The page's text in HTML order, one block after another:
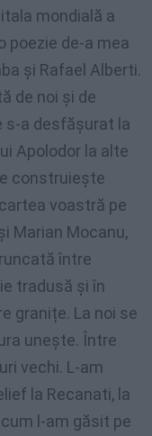
mondială a
poezie de-a mea
și Rafael Alberti.
de noi și de
s-a desfășurat la
Apolodor la alte
construiește
voastră pe
Marian Mocanu,
între
tradusă și în
granițe. La noi se
unește. Între
vechi. L-am
la Recanati, la
l-am găsit pe